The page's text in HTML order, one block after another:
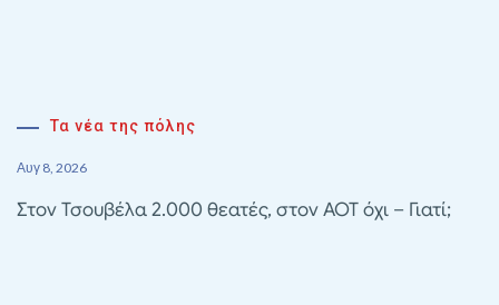
Τα νέα της πόλης
Αυγ 8, 2026
Στον Τσουβέλα 2.000 θεατές, στον ΑΟΤ όχι – Γιατί;